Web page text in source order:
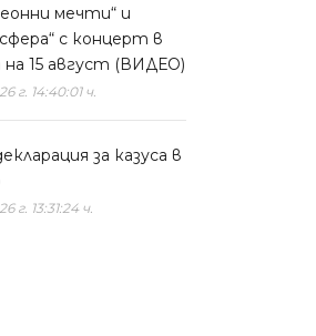
мечти“ и
с концерт в
на 15 август (ВИДЕО)
г. 14:40:01 ч.
за казуса в
г. 13:31:24 ч.